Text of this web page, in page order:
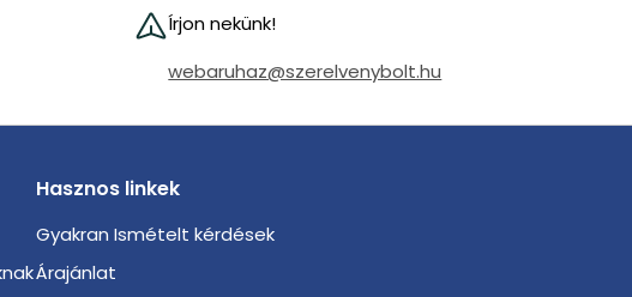
Írjon nekünk!
webaruhaz@szerelvenybolt.hu
Hasznos linkek
Gyakran Ismételt kérdések
Árajánlat